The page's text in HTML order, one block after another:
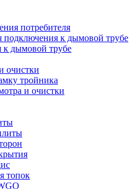
потребителя
подключения к дымовой трубе
к дымовой трубе
очистки
тройника
и очистки
топок